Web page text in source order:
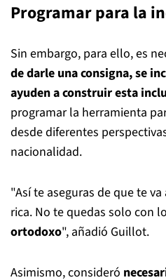
Programar para la
Sin embargo, para ello, es
de darle una consigna, se
ayuden a construir esta
programar la herramienta
desde diferentes
nacionalidad.
"Así te aseguras de que te
rica. No te quedas solo con
ortodoxo", añadió Guillot.
Asimismo, consideró